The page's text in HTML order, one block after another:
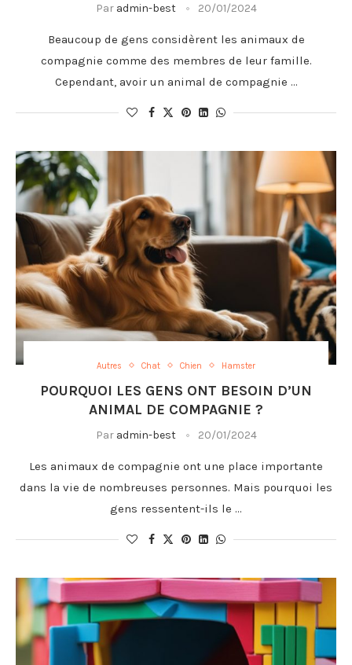
Par admin-best 20/01/2024
Beaucoup de gens considèrent les animaux de
compagnie comme des membres de leur famille.
Cependant, avoir un animal de compagnie …
Autres Chat Chien Hamster
POURQUOI LES GENS ONT BESOIN D’UN
ANIMAL DE COMPAGNIE ?
Par admin-best 20/01/2024
Les animaux de compagnie ont une place importante
dans la vie de nombreuses personnes. Mais pourquoi les
gens ressentent-ils le …